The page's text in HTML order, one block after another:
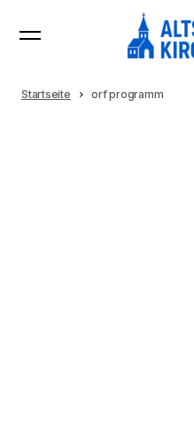
Startseite orf programm